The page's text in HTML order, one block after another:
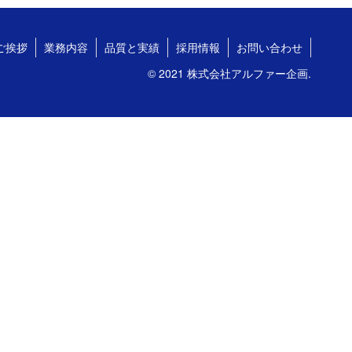
挨拶 業務内容 品質と実績 採用情報
お問い合わせ
© 2021 株式会社アルファー企画.